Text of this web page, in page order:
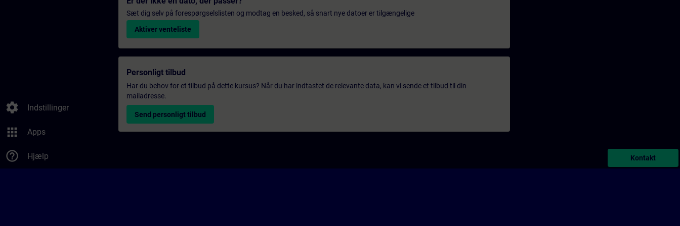
settings Indstillinger
apps Apps
help_outline Hjælp
Sæt dig selv på forespørgselslisten og modtag en besked, så snart nye datoer er tilgængelige
Aktiver venteliste
Personligt tilbud
Har du behov for et tilbud på dette kursus? Når du har indtastet de relevante data, kan vi sende et tilbud til din
mailadresse.
Send personligt tilbud
Kontakt